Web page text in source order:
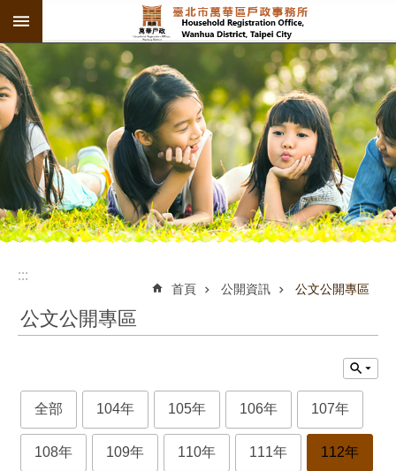
跳到主要內容區塊
:::
:::
首頁 公開資訊 公文公開專區
公文公開專區
全部 104年 105年 106年 107年
108年 109年 110年 111年 112年